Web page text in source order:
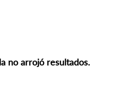
no arrojó resultados.